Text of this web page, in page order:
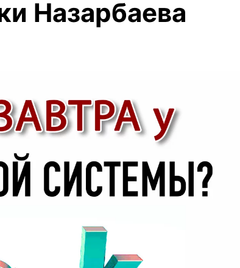
Назарбаева